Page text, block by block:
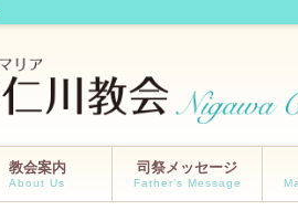
教会案内
About Us
司祭メッセージ
Father’s Message